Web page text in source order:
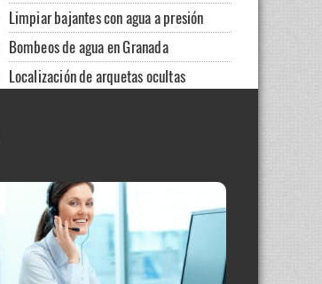
Limpiar bajantes con agua a presión
Bombeos de agua en Granada
Localización de arquetas ocultas
Limpieza de aljibes
Localización de fugas ocultas
Desatascos de bañeras